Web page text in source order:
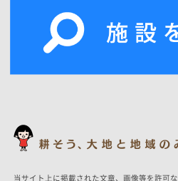
当サイト上に掲載された文章、画像等を許可